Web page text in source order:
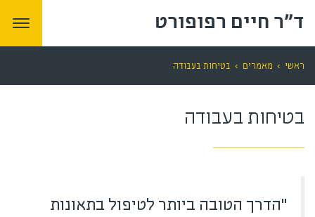
ד"ר חיים רפופורט
ראשי › מאמרים › בטיחות בעבודה
בטיחות בעבודה
“הדרך הטובה ביותר לטיפול בתאונות